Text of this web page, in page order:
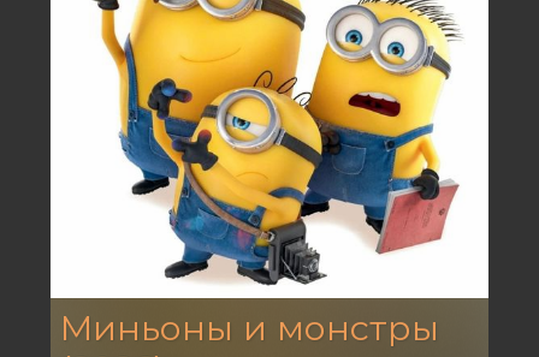
Миньоны и монстры